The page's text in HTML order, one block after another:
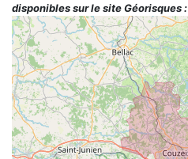
disponibles sur le site Géorisques :